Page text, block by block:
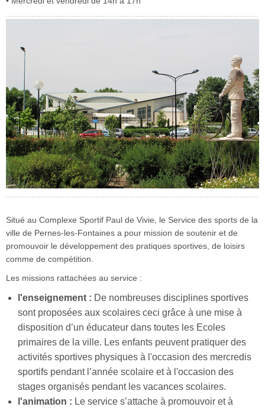
Situé au Complexe Sportif Paul de Vivie, le Service des sports de la
ville de Pernes-les-Fontaines a pour mission de soutenir et de
promouvoir le développement des pratiques sportives, de loisirs
comme de compétition.
Les missions rattachées au service :
l'enseignement : De nombreuses disciplines sportives
sont proposées aux scolaires ceci grâce à une mise à
disposition d’un éducateur dans toutes les Ecoles
primaires de la ville. Les enfants peuvent pratiquer des
activités sportives physiques à l'occasion des mercredis
sportifs pendant l’année scolaire et à l'occasion des
stages organisés pendant les vacances scolaires.
l'animation : Le service s’attache à promouvoir et à